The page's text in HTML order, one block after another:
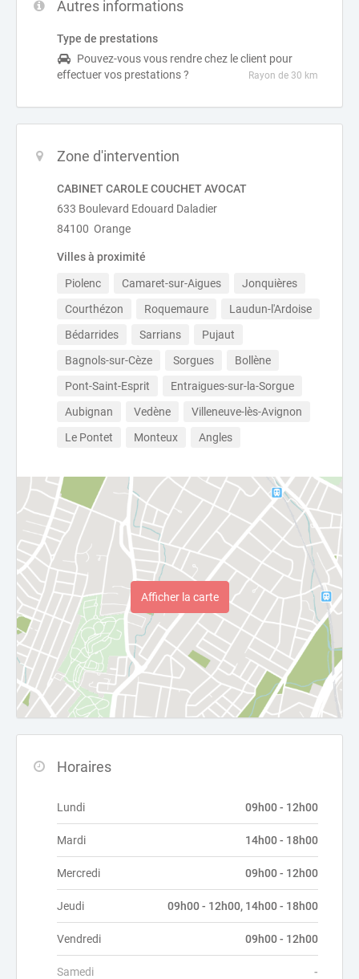
Autres informations
Type de prestations
Pouvez-vous vous rendre chez le client pour
effectuer vos prestations ?
Rayon de 30 km
Zone d'intervention
CABINET CAROLE COUCHET AVOCAT
633 Boulevard Edouard Daladier
84100 Orange
Villes à proximité
Piolenc Camaret-sur-Aigues
Jonquières
Courthézon
Roquemaure
Laudun-l'Ardoise
Bédarrides
Sarrians
Pujaut
Bagnols-sur-Cèze
Sorgues
Bollène
Pont-Saint-Esprit
Entraigues-sur-la-Sorgue
Aubignan
Vedène
Villeneuve-lès-Avignon
Le Pontet
Monteux Angles
Afficher la carte
Horaires
Lundi 09h00 - 12h00
Mardi 14h00 - 18h00
Mercredi 09h00 - 12h00
Jeudi 09h00 - 12h00, 14h00 - 18h00
Vendredi 09h00 - 12h00
Samedi -